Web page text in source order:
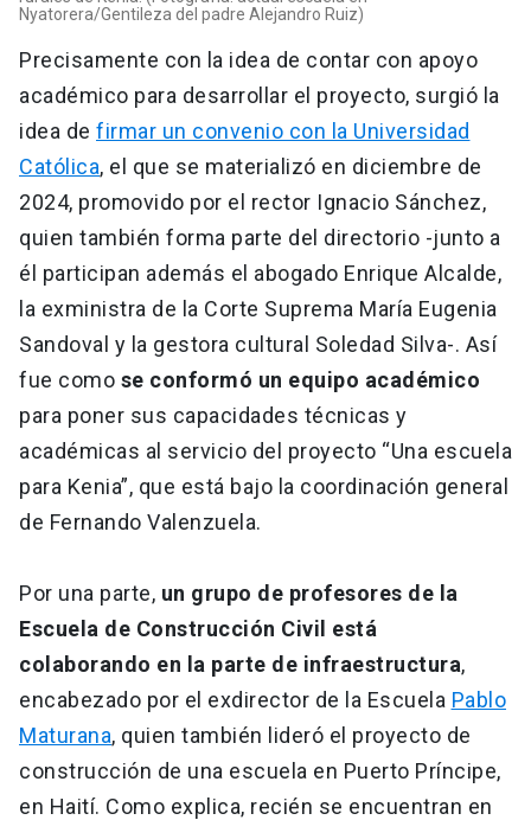
Nyatorera/Gentileza del padre Alejandro Ruiz)
Precisamente con la idea de contar con apoyo
académico para desarrollar el proyecto, surgió la
idea de firmar un convenio con la Universidad
Católica, el que se materializó en diciembre de
2024, promovido por el rector Ignacio Sánchez,
quien también forma parte del directorio -junto a
él participan además el abogado Enrique Alcalde,
la exministra de la Corte Suprema María Eugenia
Sandoval y la gestora cultural Soledad Silva-. Así
fue como se conformó un equipo académico
para poner sus capacidades técnicas y
académicas al servicio del proyecto “Una escuela
para Kenia”, que está bajo la coordinación general
de Fernando Valenzuela.
Por una parte, un grupo de profesores de la
Escuela de Construcción Civil está
colaborando en la parte de infraestructura,
encabezado por el exdirector de la Escuela Pablo
Maturana, quien también lideró el proyecto de
construcción de una escuela en Puerto Príncipe,
en Haití. Como explica, recién se encuentran en